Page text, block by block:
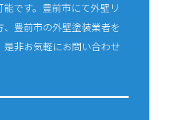
です。豊前市にて外壁リ
豊前市の外壁塗装業者を
非お気軽にお問い合わせ